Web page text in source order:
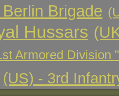
Brigade
Hussars
Armored Division
(US) - 3rd